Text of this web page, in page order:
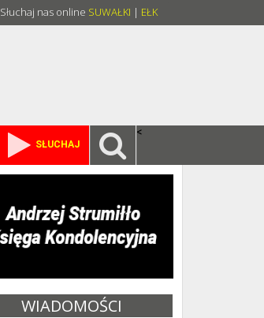
Słuchaj nas online SUWAŁKI | EŁK
<
SŁUCHAJ
WIADOMOŚCI